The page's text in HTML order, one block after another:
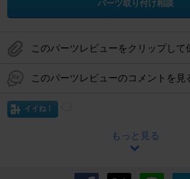
パーツ取り付け相談
このパーツレビューをクリップして
このパーツレビューのコメントを見
イイね！
もっと見る